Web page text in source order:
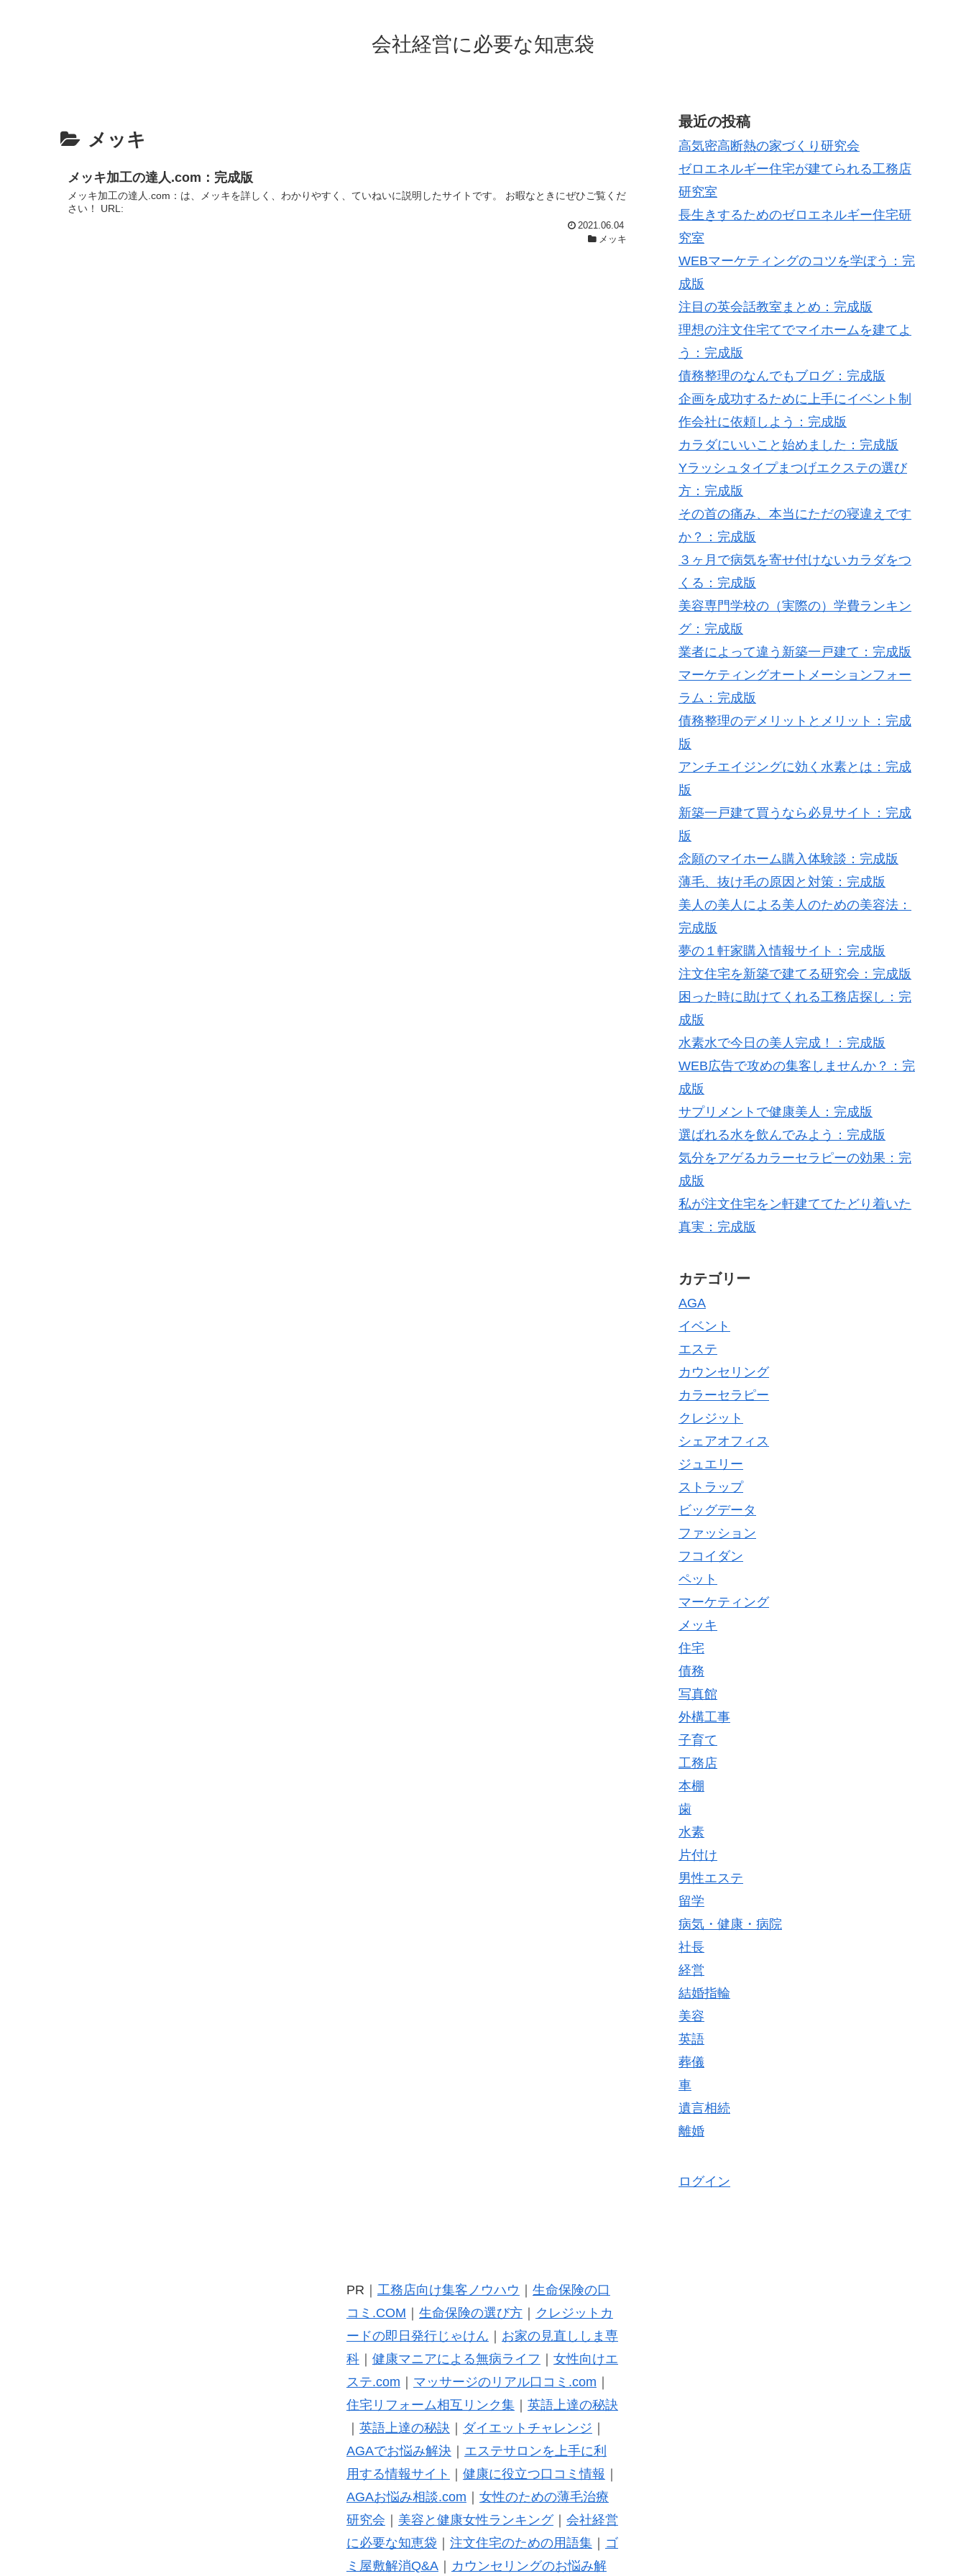
会社経営に必要な知恵袋
メッキ
メッキ加工の達人.com：完成版
メッキ加工の達人.com：は、メッキを詳しく、わかりやすく、ていねいに説明したサイトです。 お暇なときにぜひご覧くだ
さい！ URL:
2021.06.04
メッキ
最近の投稿
高気密高断熱の家づくり研究会
ゼロエネルギー住宅が建てられる工務店
研究室
長生きするためのゼロエネルギー住宅研
究室
WEBマーケティングのコツを学ぼう：完
成版
注目の英会話教室まとめ：完成版
理想の注文住宅てでマイホームを建てよ
う：完成版
債務整理のなんでもブログ：完成版
企画を成功するために上手にイベント制
作会社に依頼しよう：完成版
カラダにいいこと始めました：完成版
Yラッシュタイプまつげエクステの選び
方：完成版
その首の痛み、本当にただの寝違えです
か？：完成版
３ヶ月で病気を寄せ付けないカラダをつ
くる：完成版
美容専門学校の（実際の）学費ランキン
グ：完成版
業者によって違う新築一戸建て：完成版
マーケティングオートメーションフォー
ラム：完成版
債務整理のデメリットとメリット：完成
版
アンチエイジングに効く水素とは：完成
版
新築一戸建て買うなら必見サイト：完成
版
念願のマイホーム購入体験談：完成版
薄毛、抜け毛の原因と対策：完成版
美人の美人による美人のための美容法：
完成版
夢の１軒家購入情報サイト：完成版
注文住宅を新築で建てる研究会：完成版
困った時に助けてくれる工務店探し：完
成版
水素水で今日の美人完成！：完成版
WEB広告で攻めの集客しませんか？：完
成版
サプリメントで健康美人：完成版
選ばれる水を飲んでみよう：完成版
気分をアゲるカラーセラピーの効果：完
成版
私が注文住宅をン軒建ててたどり着いた
真実：完成版
カテゴリー
AGA
イベント
エステ
カウンセリング
カラーセラピー
クレジット
シェアオフィス
ジュエリー
ストラップ
ビッグデータ
ファッション
フコイダン
ペット
マーケティング
メッキ
住宅
債務
写真館
外構工事
子育て
工務店
本棚
歯
水素
片付け
男性エステ
留学
病気・健康・病院
社長
経営
結婚指輪
美容
英語
葬儀
車
遺言相続
離婚
ログイン
PR｜ 工務店向け集客ノウハウ
生命保険の口
コミ.COM
生命保険の選び方｜
クレジットカ
ードの即日発行じゃけん
お家の見直ししま専
科｜ 健康マニアによる無病ライフ
女性向けエ
ステ.com
マッサージのリアル口コミ.com
住宅リフォーム相互リンク集｜ 英語上達の秘訣
英語上達の秘訣 ダイエットチャレンジ
AGAでお悩み解決｜ エステサロンを上手に利
用する情報サイト
健康に役立つ口コミ情報
AGAお悩み相談.com
女性のための薄毛治療
研究会
美容と健康女性ランキング｜ 会社経営
に必要な知恵袋
注文住宅のための用語集｜
ゴ
ミ屋敷解消Q&A｜ カウンセリングのお悩み解